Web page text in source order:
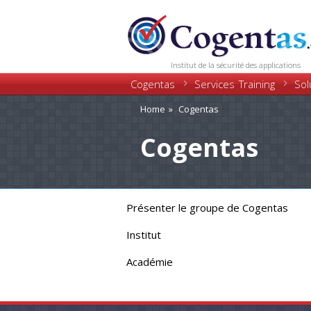
Institut de la sécurité des applications
Cogentas Services Training
Home Cogentas
Cogentas
Présenter le groupe de Cogentas
Institut
Académie